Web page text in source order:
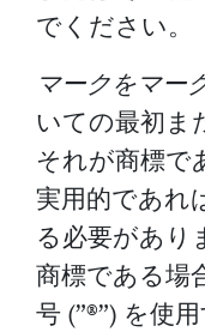
でください。
マークをマー
いての最初ま
それが商標で
実用的であれ
る必要があり
商標である場
号 (”®”) を使